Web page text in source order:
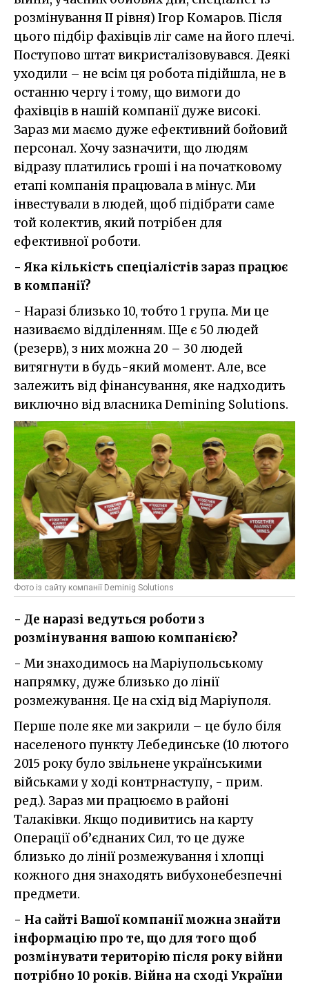
розмінування II рівня) Ігор Комаров. Після
цього підбір фахівців ліг саме на його плечі.
Поступово штат викристалізовувався. Деякі
уходили – не всім ця робота підійшла, не в
останню чергу і тому, що вимоги до
фахівців в нашій компанії дуже високі.
Зараз ми маємо дуже ефективний бойовий
персонал. Хочу зазначити, що людям
відразу платились гроші і на початковому
етапі компанія працювала в мінус. Ми
інвестували в людей, щоб підібрати саме
той колектив, який потрібен для
ефективної роботи.
- Яка кількість спеціалістів зараз працює
в компанії?
- Наразі близько 10, тобто 1 група. Ми це
називаємо відділенням. Ще є 50 людей
(резерв), з них можна 20 – 30 людей
витягнути в будь-який момент. Але, все
залежить від фінансування, яке надходить
виключно від власника Demining Solutions.
Фото із сайту компанії Deminig Solutions
- Де наразі ведуться роботи з
розмінування вашою компанією?
- Ми знаходимось на Маріупольському
напрямку, дуже близько до лінії
розмежування. Це на схід від Маріуполя.
Перше поле яке ми закрили – це було біля
населеного пункту Лебединське (10 лютого
2015 року було звільнене українськими
військами у ході контрнаступу, - прим.
ред.). Зараз ми працюємо в районі
Талаківки. Якщо подивитись на карту
Операції об’єднаних Сил, то це дуже
близько до лінії розмежування і хлопці
кожного дня знаходять вибухонебезпечні
предмети.
- На сайті Вашої компанії можна знайти
інформацію про те, що для того щоб
розмінувати територію після року війни
потрібно 10 років. Війна на сході України